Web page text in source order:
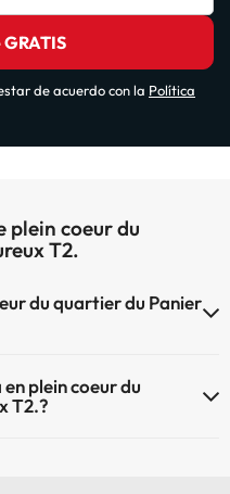
de acuerdo con la Política
plein coeur du
T2.
du quartier du Panier
plein coeur du
T2.?